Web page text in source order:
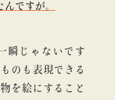
ですが。
瞬じゃないです
のも表現できる
を絵にすること